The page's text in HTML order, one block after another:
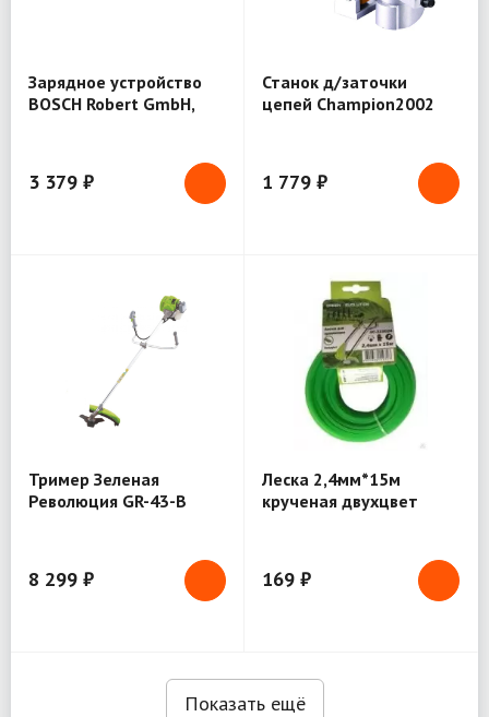
Зарядное устройство
BOSCH Robert GmbH,
3 379 ₽
Станок д/заточки
цепей Champion2002
1 779 ₽
Тример Зеленая
Революция GR-43-B
8 299 ₽
Леска 2,4мм*15м
крученая двухцвет
169 ₽
Показать ещё